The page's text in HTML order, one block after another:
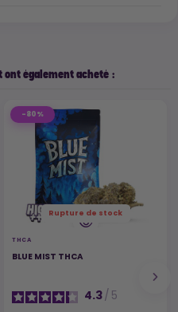
ont également acheté :
-80%
Rupture de stock
THCA
BLUE MIST THCA
4.3/ 5